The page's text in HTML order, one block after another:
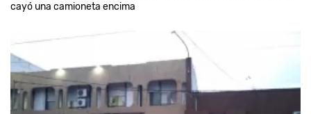
cayó una camioneta encima